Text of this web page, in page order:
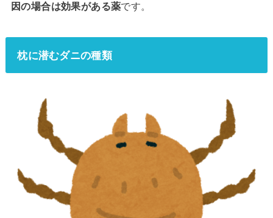
因の場合は効果がある薬です。
枕に潜むダニの種類